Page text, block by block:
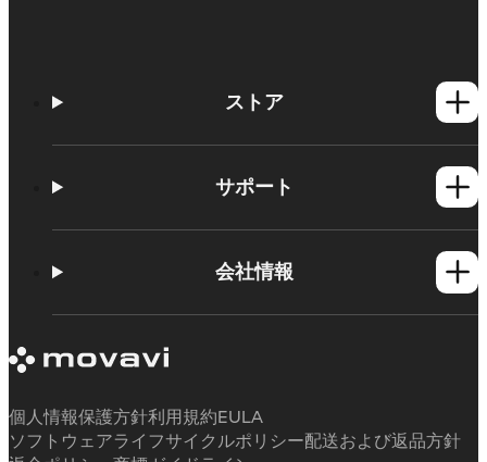
ストア
Mac製品
サポート
使い方
体験版の制約
払い戻し
会社情報
お客様の声
当社が選ばれる理由
個人情報保護方針利用規約EULA
ソフトウェアライフサイクルポリシー配送および返品方針